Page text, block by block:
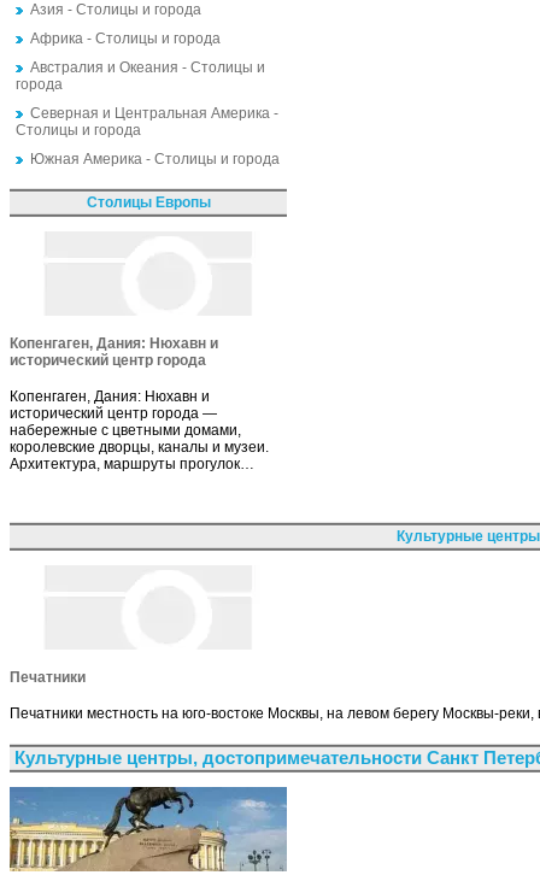
Азия - Столицы и города
Африка - Столицы и города
Австралия и Океания - Столицы и
города
Северная и Центральная Америка -
Столицы и города
Южная Америка - Столицы и города
Столицы Европы
Копенгаген, Дания: Нюхавн и
исторический центр города
Копенгаген, Дания: Нюхавн и
исторический центр города —
набережные с цветными домами,
королевские дворцы, каналы и музеи.
Архитектура, маршруты прогулок…
Культурные
Печатники
Печатники местность на юго-востоке Москвы, на левом берегу Москвы-реки,
Культурные центры, достопримечательности Санкт